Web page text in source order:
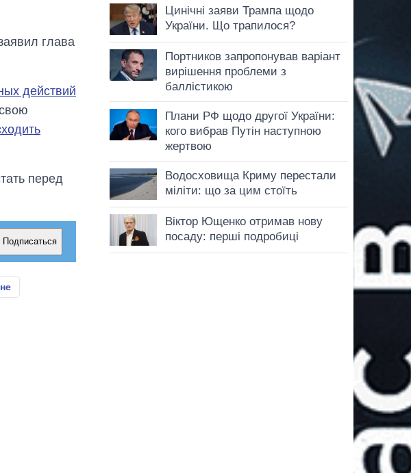
глава
действий
перед
Подписаться